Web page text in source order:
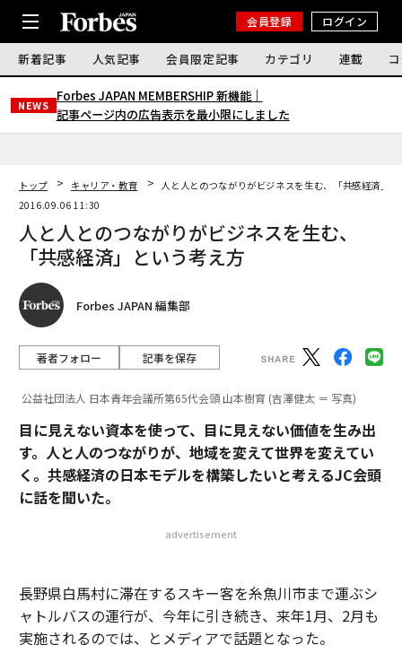
会員登録 ログイン
新着記事 人気記事 会員限定記事 カテゴリ 連載
NEWS
Forbes JAPAN MEMBERSHIP 新機能｜
記事ページ内の広告表示を最小限にしました
トップ キャリア・教育
人と人とのつながりがビジネスを生む、「共感経済」
2016.09.06 11:30
人と人とのつながりがビジネスを生む、
「共感経済」という考え方
Forbes JAPAN 編集部
著者フォロー 記事を保存
公益社団法人 日本青年会議所第65代会頭 山本樹育 (吉澤健太 ＝ 写真)
目に見えない資本を使って、目に見えない価値を生み出
す。人と人のつながりが、地域を変えて世界を変えてい
く。共感経済の日本モデルを構築したいと考えるJC会頭
に話を聞いた。
advertisement
長野県白馬村に滞在するスキー客を糸魚川市まで運ぶシ
ャトルバスの運行が、今年に引き続き、来年1月、2月も
実施されるのでは、とメディアで話題となった。